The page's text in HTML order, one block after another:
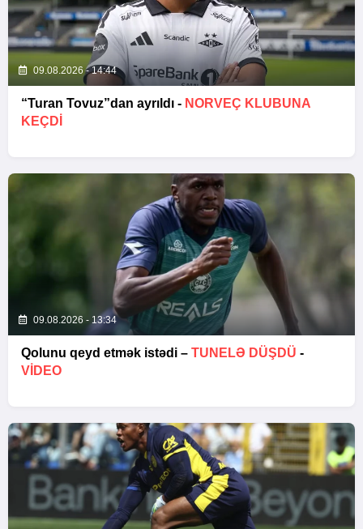
09.08.2026 - 14:44
“Turan Tovuz”dan ayrıldı - NORVEÇ KLUBUNA
KEÇDİ
09.08.2026 - 13:34
Qolunu qeyd etmək istədi – TUNELƏ DÜŞDÜ -
VİDEO